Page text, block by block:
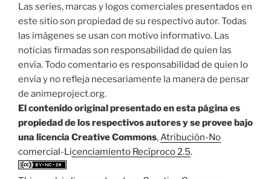
Las series, marcas y logos comerciales presentados en
este sitio son propiedad de su respectivo autor. Todas
las imágenes se usan con motivo informativo. Las
noticias firmadas son responsabilidad de quien las
envía. Todo comentario es responsabilidad de quien lo
envía y no refleja necesariamente la manera de pensar
de animeproject.org.
El contenido original presentado en esta página es
propiedad de los respectivos autores y se provee bajo
una licencia Creative Commons,Atribución-No
comercial-Licenciamiento Recíproco 2.5.